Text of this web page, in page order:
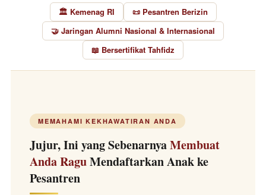
🏛️ Kemenag RI
📜 Pesantren Berizin
🤝 Jaringan Alumni Nasional & Internasional
📖 Bersertifikat Tahfidz
MEMAHAMI KEKHAWATIRAN ANDA
Jujur, Ini yang SebenarnyaMembuat
Anda RaguMendaftarkan Anak ke
Pesantren